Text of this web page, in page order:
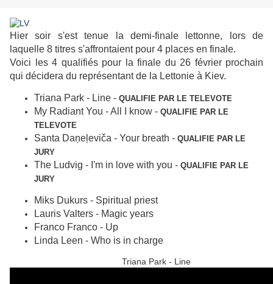
Hier soir s'est tenue la demi-finale lettonne, lors de
laquelle 8 titres s'affrontaient pour 4 places en finale.
Voici les 4 qualifiés pour la finale du 26 février prochain
qui décidera du représentant de la Lettonie à Kiev.
Triana Park - Line - QUALIFIE PAR LE TELEVOTE
My Radiant You - All I know - QUALIFIE PAR LE
TELEVOTE
Santa Daņeļeviča - Your breath - QUALIFIE PAR LE
JURY
The Ludvig - I'm in love with you - QUALIFIE PAR LE
JURY
Miks Dukurs - Spiritual priest
Lauris Valters - Magic years
Franco Franco - Up
Linda Leen - Who is in charge
Triana Park - Line